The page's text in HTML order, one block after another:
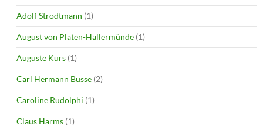
Adolf Strodtmann (1)
August von Platen-Hallermünde (1)
Auguste Kurs (1)
Carl Hermann Busse (2)
Caroline Rudolphi (1)
Claus Harms (1)